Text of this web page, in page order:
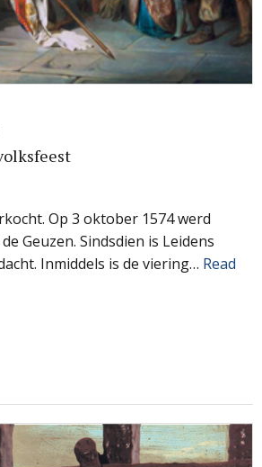
Op 3 oktober 1574 werd
Geuzen. Sindsdien is Leidens
Inmiddels is de viering… Read